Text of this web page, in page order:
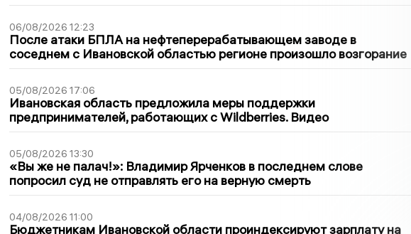
06/08/2026 12:23
После атаки БПЛА на нефтеперерабатывающем заводе в
соседнем с Ивановской областью регионе произошло возгорание
05/08/2026 17:06
Ивановская область предложила меры поддержки
предпринимателей, работающих с Wildberries. Видео
05/08/2026 13:30
«Вы же не палач!»: Владимир Ярченков в последнем слове
попросил суд не отправлять его на верную смерть
04/08/2026 11:00
Бюджетникам Ивановской области проиндексируют зарплату на